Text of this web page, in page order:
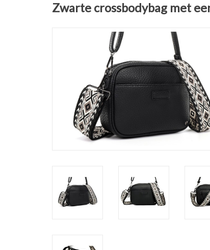
Zwarte crossbodybag met